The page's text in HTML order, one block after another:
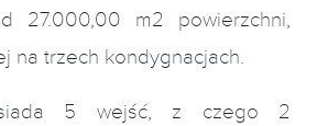
27.000,00 m2 powierzchni,
na trzech kondygnacjach.
5 wejść, z czego 2